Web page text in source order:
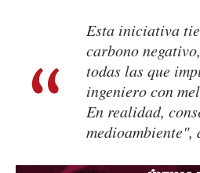
Esta iniciativa
carbono
todas las que
ingeniero con
En realidad,
medioambiente",